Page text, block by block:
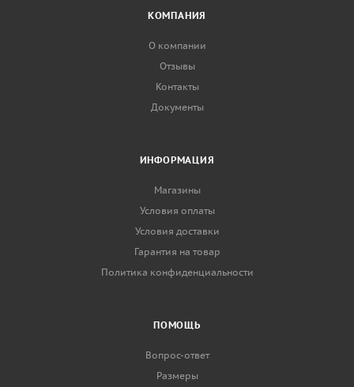
КОМПАНИЯ
О компании
Отзывы
Контакты
Документы
ИНФОРМАЦИЯ
Магазины
Условия оплаты
Условия доставки
Гарантия на товар
Политика конфиденциальности
ПОМОЩЬ
Вопрос-ответ
Размеры